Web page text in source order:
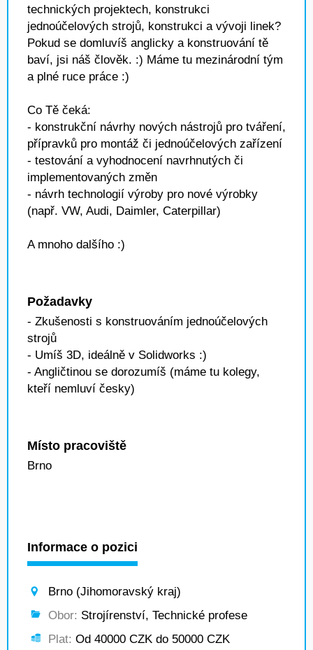
technických projektech, konstrukci
jednoúčelových strojů, konstrukci a vývoji linek?
Pokud se domluvíš anglicky a konstruování tě
baví, jsi náš člověk. :) Máme tu mezinárodní tým
a plné ruce práce :)
Co Tě čeká:
- konstrukční návrhy nových nástrojů pro tváření,
přípravků pro montáž či jednoúčelových zařízení
- testování a vyhodnocení navrhnutých či
implementovaných změn
- návrh technologií výroby pro nové výrobky
(např. VW, Audi, Daimler, Caterpillar)
A mnoho dalšího :)
Požadavky
- Zkušenosti s konstruováním jednoúčelových
strojů
- Umíš 3D, ideálně v Solidworks :)
- Angličtinou se dorozumíš (máme tu kolegy,
kteří nemluví česky)
Místo pracoviště
Brno
Informace o pozici
Brno (Jihomoravský kraj)
Obor: Strojírenství, Technické profese
Plat: Od 40000 CZK do 50000 CZK